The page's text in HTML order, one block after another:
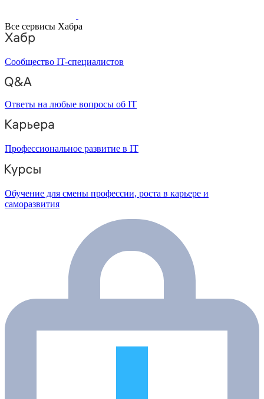
Все сервисы Хабра
Сообщество IT-специалистов
Ответы на любые вопросы об IT
Профессиональное развитие в IT
Обучение для смены профессии, роста в карьере и
саморазвития